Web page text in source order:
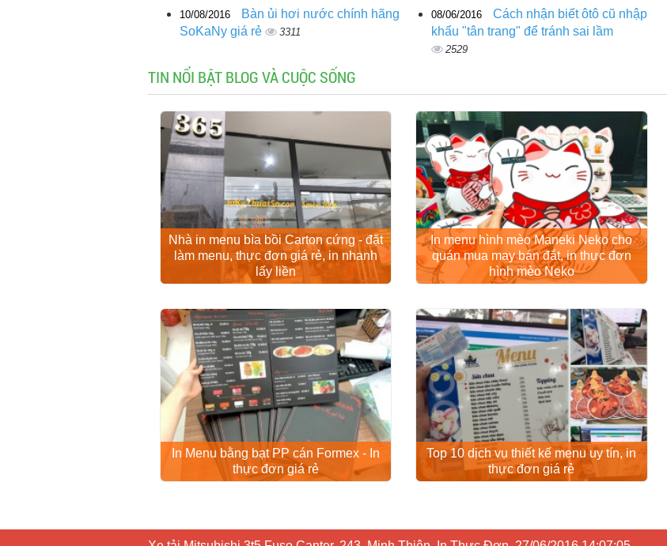
10/08/2016
Bàn ủi hơi nước chính hãng
SoKaNy giá rẻ
3311
08/06/2016
Cách nhận biết ôtô cũ nhập
khẩu "tân trang" để tránh sai lầm
2529
TIN NỔI BẬT BLOG VÀ CUỘC SỐNG
Nhà in menu bìa bồi Carton cứng - đặt
làm menu, thực đơn giá rẻ, in nhanh
lấy liền
In menu hình mèo Maneki Neko cho
quán mua may bán đắt, in thực đơn
hình mèo Neko
In Menu bằng bạt PP cán Formex - In
thực đơn giá rẻ
Top 10 dịch vụ thiết kế menu uy tín, in
thực đơn giá rẻ